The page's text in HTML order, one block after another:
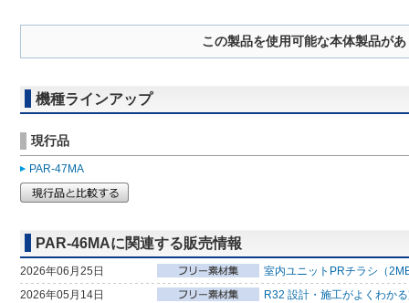
この製品を使用可能な本体製品が
機種ラインアップ
現行品
PAR-47MA
PAR-46MAに関連する販売情報
2026年06月25日
室内ユニットPRチラシ（
2026年05月14日
R32 設計・施工がよくわか